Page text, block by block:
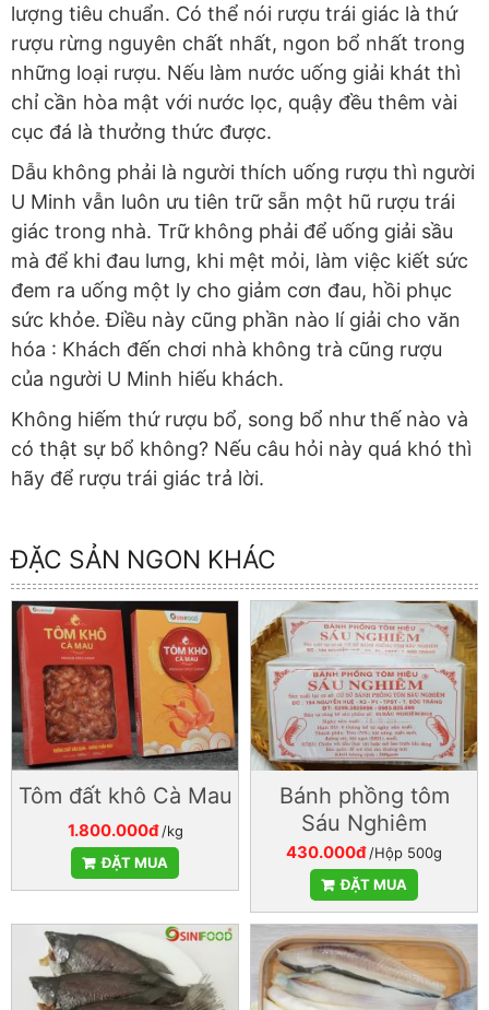
lượng tiêu chuẩn. Có thể nói rượu trái giác là thứ
rượu rừng nguyên chất nhất, ngon bổ nhất trong
những loại rượu. Nếu làm nước uống giải khát thì
chỉ cần hòa mật với nước lọc, quậy đều thêm vài
cục đá là thưởng thức được.
Dẫu không phải là người thích uống rượu thì người
U Minh vẫn luôn ưu tiên trữ sẵn một hũ rượu trái
giác trong nhà. Trữ không phải để uống giải sầu
mà để khi đau lưng, khi mệt mỏi, làm việc kiết sức
đem ra uống một ly cho giảm cơn đau, hồi phục
sức khỏe. Điều này cũng phần nào lí giải cho văn
hóa : Khách đến chơi nhà không trà cũng rượu
của người U Minh hiếu khách.
Không hiếm thứ rượu bổ, song bổ như thế nào và
có thật sự bổ không? Nếu câu hỏi này quá khó thì
hãy để rượu trái giác trả lời.
ĐẶC SẢN NGON KHÁC
Tôm đất khô Cà Mau
1.800.000đ /kg
ĐẶT MUA
Bánh phồng tôm
Sáu Nghiêm
430.000đ /Hộp 500g
ĐẶT MUA